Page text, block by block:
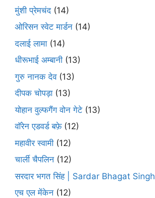
मुंशी प्रेमचंद (14)
ओरिसन स्‍वेट मार्डन (14)
दलाई लामा (14)
धीरूभाई अम्बानी (13)
गुरु नानक देव(13)
दीपक चोपड़ा (13)
योहान वुल्फगैंग वोन गेटे (13)
वॉरेन एडवर्ड बफ़े(12)
महावीर स्वामी (12)
चार्ली चैपलिन (12)
सरदार भगत सिंह | Sardar Bhagat Singh
एच एल मेंकेन (12)